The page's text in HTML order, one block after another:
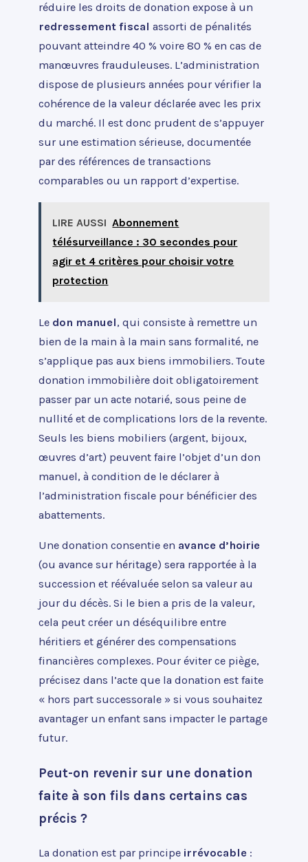
réduire les droits de donation expose à un
redressement fiscal assorti de pénalités
pouvant atteindre 40 % voire 80 % en cas de
manœuvres frauduleuses. L’administration
dispose de plusieurs années pour vérifier la
cohérence de la valeur déclarée avec les prix
du marché. Il est donc prudent de s’appuyer
sur une estimation sérieuse, documentée
par des références de transactions
comparables ou un rapport d’expertise.
LIRE AUSSI Abonnement
télésurveillance : 30 secondes pour
agir et 4 critères pour choisir votre
protection
Le don manuel, qui consiste à remettre un
bien de la main à la main sans formalité, ne
s’applique pas aux biens immobiliers. Toute
donation immobilière doit obligatoirement
passer par un acte notarié, sous peine de
nullité et de complications lors de la revente.
Seuls les biens mobiliers (argent, bijoux,
œuvres d’art) peuvent faire l’objet d’un don
manuel, à condition de le déclarer à
l’administration fiscale pour bénéficier des
abattements.
Une donation consentie en avance d’hoirie
(ou avance sur héritage) sera rapportée à la
succession et réévaluée selon sa valeur au
jour du décès. Si le bien a pris de la valeur,
cela peut créer un déséquilibre entre
héritiers et générer des compensations
financières complexes. Pour éviter ce piège,
précisez dans l’acte que la donation est faite
« hors part successorale » si vous souhaitez
avantager un enfant sans impacter le partage
futur.
Peut-on revenir sur une donation
faite à son fils dans certains cas
précis ?
La donation est par principe irrévocable :